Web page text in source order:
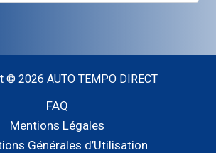
© 2026 AUTO TEMPO DIRECT
FAQ
Mentions Légales
Générales d’Utilisation